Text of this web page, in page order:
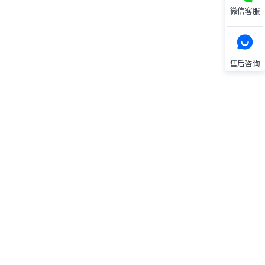
微信客服
售后咨询